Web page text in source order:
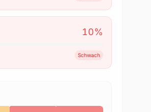
10%
Schwach